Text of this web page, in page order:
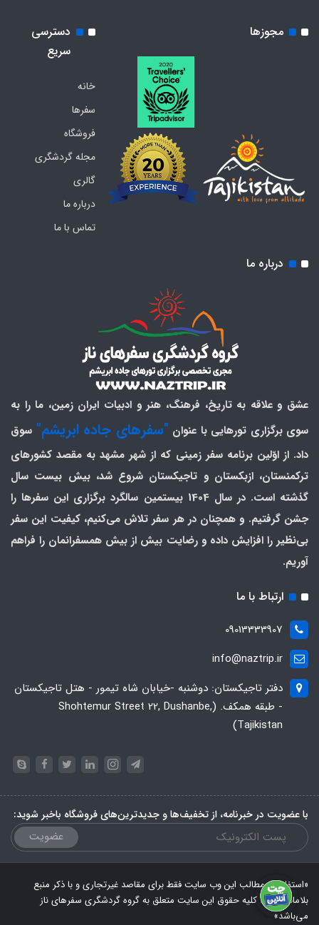
مجوزها
دسترسی
سریع
خانه
سفرها
فروشگاه
مجله گردشگری
گالری
درباره ما
تماس با ما
درباره ما
عشق و علاقه به تاریخ، فرهنگ، هنر و ادبیات ایران زمین، ما را به
سوی برگزاری تورهایی با عنوان "سفرهای جاده ابریشم" سوق
داد. از اوّلین برنامه سفر زمینی که از شهر مشهد به مقصد کشورهای
ترکمنستان، ازبکستان و تاجیکستان شروع شد، بیش بیست سال
گذشته است. در سال 1404 بیستمین سالگرد برگزاری این سفرها را
جشن گرفتیم. و همچنان در هر سفر تلاش می‌کنیم، کیفیت این سفر
بی‌نظیر را افزایش داده و رضایت بیش از بیش همسفرانمان را فراهم
آوریم.
ارتباط با ما
09013333907
info@naztrip.ir
دفتر تاجیکستان: دوشنبه -خیابان شاه تیمور - هتل تاجیکستان
- طبقه همکف. (Shohtemur Street 22, Dushanbe,
Tajikistan)
با عضویت در خبرنامه، از تخفیف‌ها و جدیدترین‌های فروشگاه باخبر شوید:
عضویت
«استفاده از مطالب این وب سایت فقط برای مقاصد غیرتجاری و با ذکر منبع
بلامانع است. کلیه حقوق این سایت متعلق به گروه گردشگری سفرهای ناز
می‌باشد»